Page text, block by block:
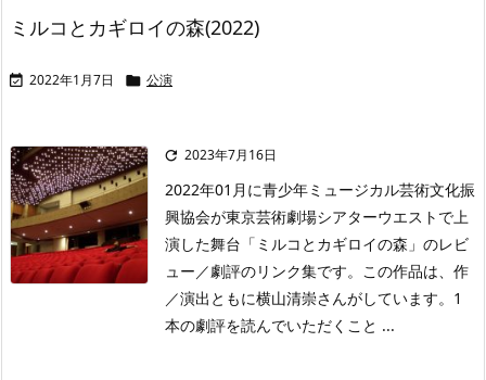
ミルコとカギロイの森(2022)
 2022年1月7日  公演
 2023年7月16日
2022年01月に青少年ミュージカル芸術文化振
興協会が東京芸術劇場シアターウエストで上
演した舞台「ミルコとカギロイの森」のレビ
ュー／劇評のリンク集です。この作品は、作
／演出ともに横山清崇さんがしています。1
本の劇評を読んでいただくこと ...